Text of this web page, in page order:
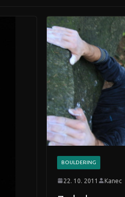
BOULDERING
22. 10. 2011 Kanec